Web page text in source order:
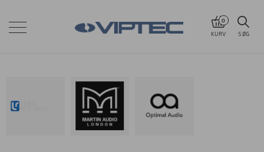
0
KURV
SØG